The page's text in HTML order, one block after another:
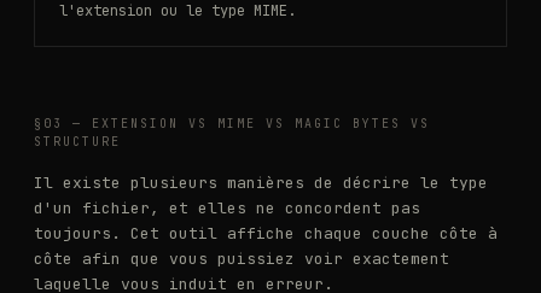
l'extension ou le type MIME.
§03 — EXTENSION VS MIME VS MAGIC BYTES VS
STRUCTURE
Il existe plusieurs manières de décrire le type
d'un fichier, et elles ne concordent pas
toujours. Cet outil affiche chaque couche côte à
côte afin que vous puissiez voir exactement
laquelle vous induit en erreur.